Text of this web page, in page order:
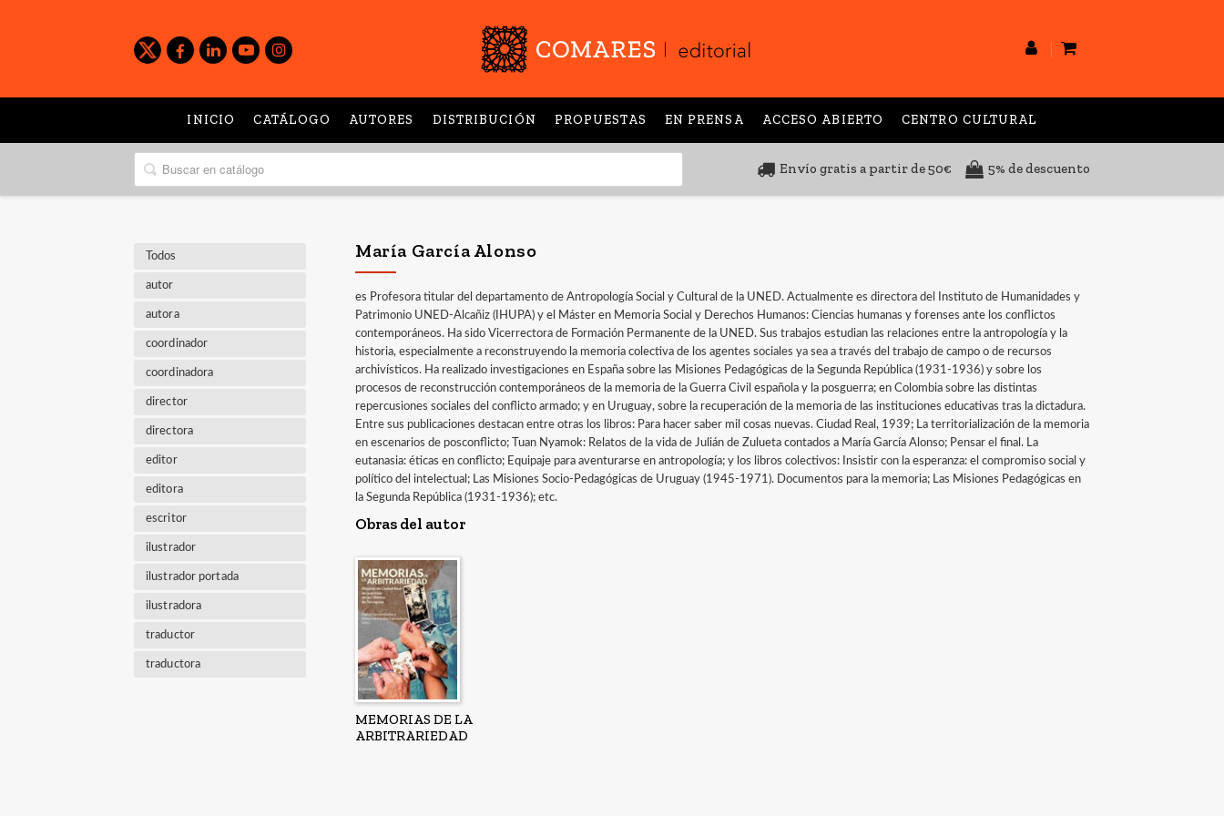
INICIO CATÁLOGO AUTORES DISTRIBUCIÓN PROPUESTAS EN PRENSA ACCESO ABIERTO CENTRO CULTURAL
Envío gratis a partir de 50€ 5% de descuento
Todos
autor
autora
coordinador
coordinadora
director
directora
editor
editora
escritor
ilustrador
ilustrador portada
ilustradora
traductor
traductora
María García Alonso
es Profesora titular del departamento de Antropología Social y Cultural de la UNED. Actualmente es directora del Instituto de Humanidades y
Patrimonio UNED-Alcañiz (IHUPA) y el Máster en Memoria Social y Derechos Humanos: Ciencias humanas y forenses ante los conflictos
contemporáneos. Ha sido Vicerrectora de Formación Permanente de la UNED. Sus trabajos estudian las relaciones entre la antropología y la
historia, especialmente a reconstruyendo la memoria colectiva de los agentes sociales ya sea a través del trabajo de campo o de recursos
archivísticos. Ha realizado investigaciones en España sobre las Misiones Pedagógicas de la Segunda República (1931-1936) y sobre los
procesos de reconstrucción contemporáneos de la memoria de la Guerra Civil española y la posguerra; en Colombia sobre las distintas
repercusiones sociales del conflicto armado; y en Uruguay, sobre la recuperación de la memoria de las instituciones educativas tras la dictadura.
Entre sus publicaciones destacan entre otras los libros: Para hacer saber mil cosas nuevas. Ciudad Real, 1939; La territorialización de la memoria
en escenarios de posconflicto; Tuan Nyamok: Relatos de la vida de Julián de Zulueta contados a María García Alonso; Pensar el final. La
eutanasia: éticas en conflicto; Equipaje para aventurarse en antropología; y los libros colectivos: Insistir con la esperanza: el compromiso social y
político del intelectual; Las Misiones Socio-Pedagógicas de Uruguay (1945-1971). Documentos para la memoria; Las Misiones Pedagógicas en
la Segunda República (1931-1936); etc.
Obras del autor
MEMORIAS DE LA
ARBITRARIEDAD